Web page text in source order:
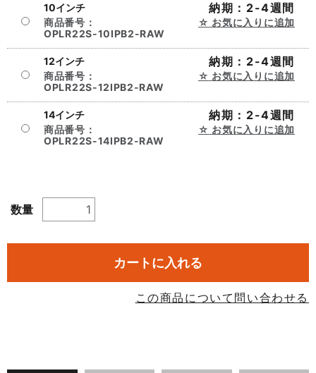
10インチ 納期：2-4週間
商品番号：
OPLR22S-10IPB2-RAW
お気に入りに追加
12インチ 納期：2-4週間
商品番号：
OPLR22S-12IPB2-RAW
お気に入りに追加
14インチ 納期：2-4週間
商品番号：
OPLR22S-14IPB2-RAW
お気に入りに追加
数量
カートに入れる
この商品について問い合わせる